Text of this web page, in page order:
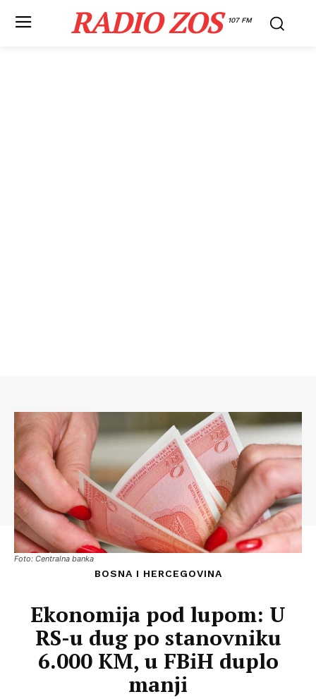
RADIO ZOS 107 FM
Foto: Centralna banka
BOSNA I HERCEGOVINA
Ekonomija pod lupom: U
RS-u dug po stanovniku
6.000 KM, u FBiH duplo
manji